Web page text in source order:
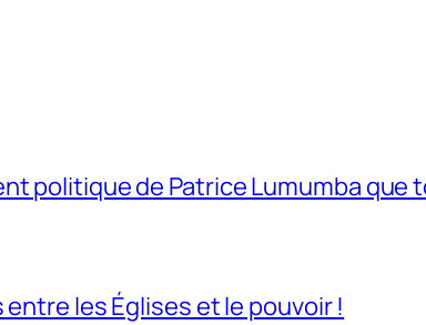
politique de Patrice Lumumba
les Églises et le pouvoir !